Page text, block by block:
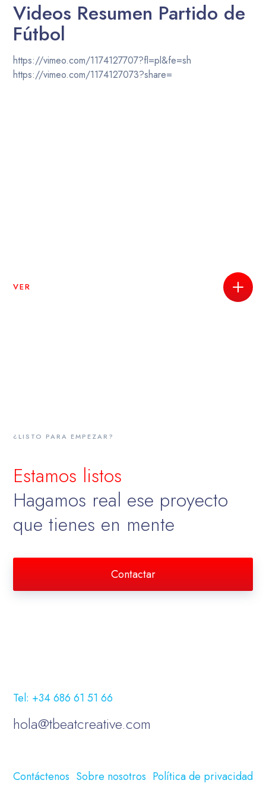
Videos Resumen Partido de
Fútbol
https://vimeo.com/1174127707?fl=pl&fe=sh
https://vimeo.com/1174127073?share=
VER
¿LISTO PARA EMPEZAR?
Estamos listos
Hagamos real ese proyecto
que tienes en mente
Contactar
Tel: +34 686 61 51 66
hola@tbeatcreative.com
Contáctenos Sobre nosotros Política de privacidad